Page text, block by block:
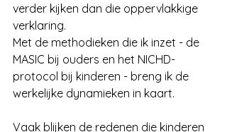
verder kijken dan die oppervlakkige
verklaring.
Met de methodieken die ik inzet - de
MASIC bij ouders en het NICHD-
protocol bij kinderen - breng ik de
werkelijke dynamieken in kaart.
Vaak blijken de redenen die kinderen